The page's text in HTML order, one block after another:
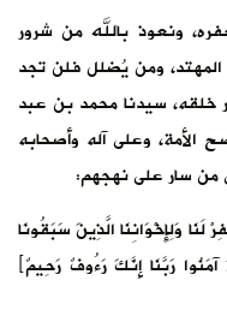
ونعوذ بالله من شرور
المهتد، ومن يُضلل فلن تجد
خلقه، سيدنا محمد بن عبد
الأمة، وعلى آله وأصحابه
من سار على نهجهم:
وَلِإِخْوَانِنَا الَّذِينَ سَبَقُونَا
رَبَّنَا إِنَّكَ رَءُوفٌ رَحِيمٌ﴾